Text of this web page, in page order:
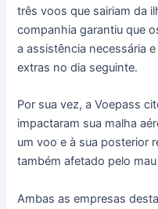
três voos que sairiam da
companhia garantiu que
a assistência necessária
extras no dia seguinte.
Por sua vez, a Voepass
impactaram sua malha
um voo e à sua posterior
também afetado pelo
Ambas as empresas